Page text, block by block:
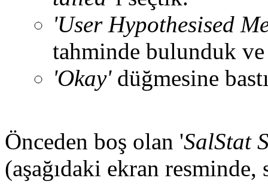
'User Hypothesised
tahminde bulunduk
'Okay'düğmesine
Önceden boş olan 'SalStat
(aşağıdaki ekran